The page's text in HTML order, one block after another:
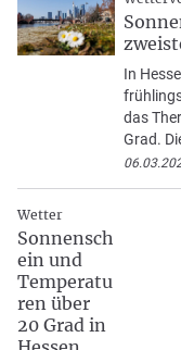
In
das
Grad.
Wetter
Sonnensch
ein und
Temperatu
ren über
20 Grad in